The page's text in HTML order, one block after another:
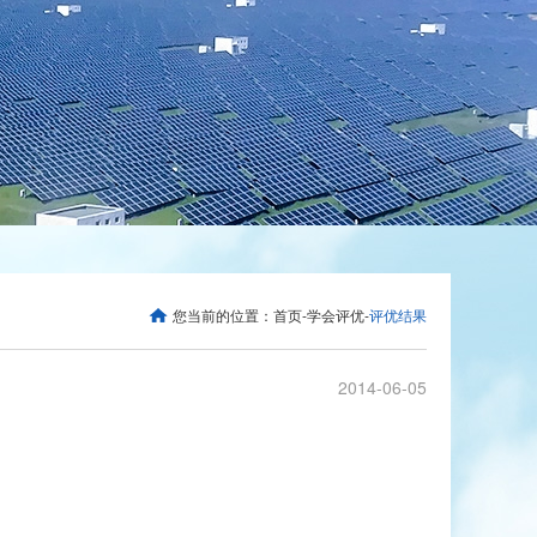
您当前的位置： 首页-学会评优-评优结果
2014-06-05